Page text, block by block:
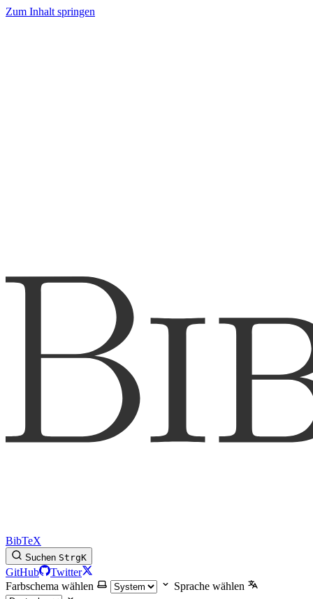
Zum Inhalt springen
BibTeX
Suchen StrgK
GitHub
Twitter
Farbschema wählen
Sprache wählen